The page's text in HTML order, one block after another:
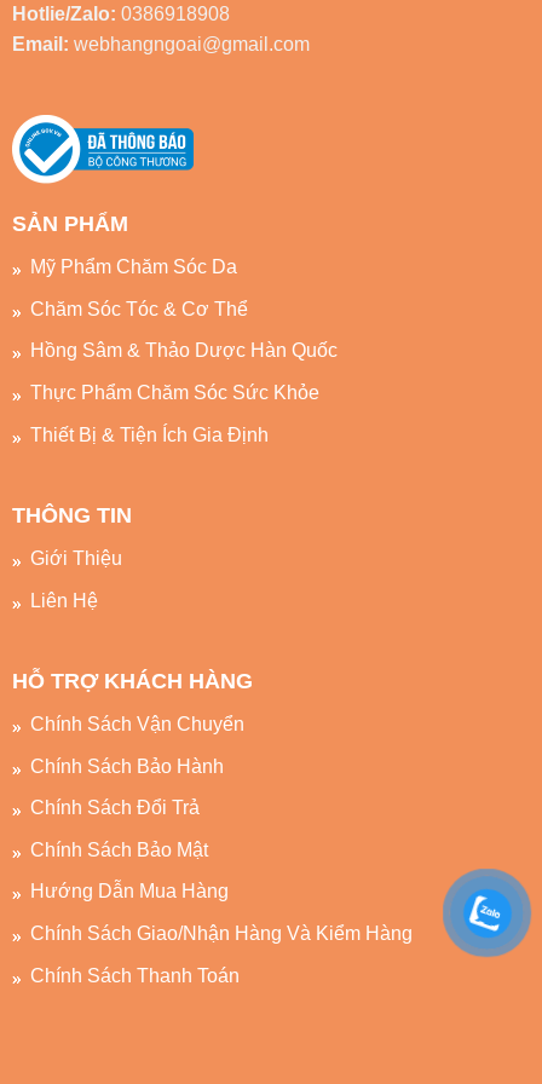
Hotlie/Zalo: 0386918908
Email: webhangngoai@gmail.com
SẢN PHẨM
Mỹ Phẩm Chăm Sóc Da
Chăm Sóc Tóc & Cơ Thể
Hồng Sâm & Thảo Dược Hàn Quốc
Thực Phẩm Chăm Sóc Sức Khỏe
Thiết Bị & Tiện Ích Gia Định
THÔNG TIN
Giới Thiệu
Liên Hệ
HỖ TRỢ KHÁCH HÀNG
Chính Sách Vận Chuyển
Chính Sách Bảo Hành
Chính Sách Đổi Trả
Chính Sách Bảo Mật
Hướng Dẫn Mua Hàng
Chính Sách Giao/Nhận Hàng Và Kiểm Hàng
Chính Sách Thanh Toán